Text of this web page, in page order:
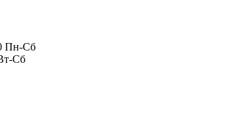
Пн-Сб
Сб